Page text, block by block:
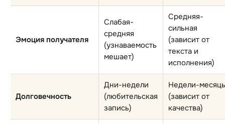
Эмоция получателя
Слабая-
средняя
(узнаваемость
мешает)
Средняя-
сильная
(зависит от
текста и
исполнения)
Долговечность
Дни-недели
(любительская
запись)
Недели-
(зависит от
качества)